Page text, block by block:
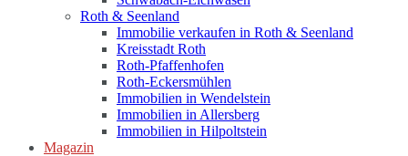
Roth & Seenland
Immobilie verkaufen in Roth & Seenland
Kreisstadt Roth
Roth-Pfaffenhofen
Roth-Eckersmühlen
Immobilien in Wendelstein
Immobilien in Allersberg
Immobilien in Hilpoltstein
Magazin